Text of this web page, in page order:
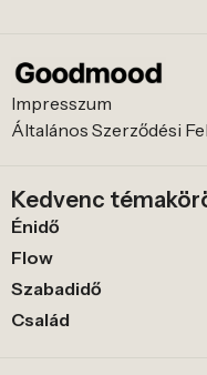
Impresszum
Általános Szerződési
Kedvenc
Énidő
Flow
Szabadidő
Család